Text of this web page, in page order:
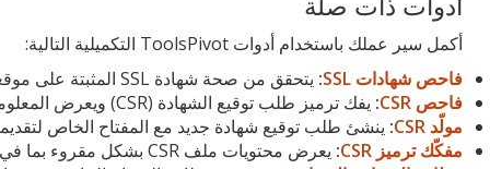
أدوات ذات صلة
أكمل سير عملك باستخدام أدوات ToolsPivot التكميلية التالية:
فاحص شهادات SSL
: يتحقق من صحة شهادة SSL المثبتة على موقعك ويعرض تفاصيل التشفير وتاريخ الانتهاء.
فاحص CSR
: يفك ترميز طلب توقيع الشهادة (CSR) ويعرض المعلومات المضمنة فيه للتحقق من صحتها.
مولّد CSR
: ينشئ طلب توقيع شهادة جديد مع المفتاح الخاص
مفكّك ترميز CSR
: يعرض محتويات ملف CSR بشكل مقروء بما في ذلك اسم النطاق والمؤسسة ونوع التشفير.